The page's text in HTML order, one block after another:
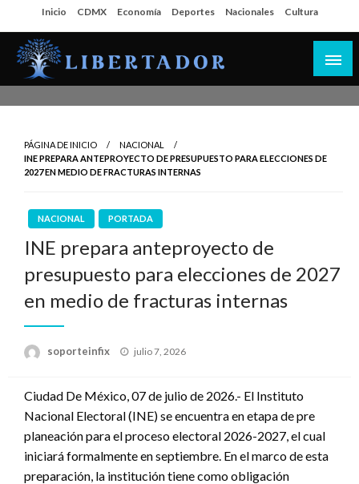
al
contenido
Inicio CDMX Economía Deportes Nacionales Cultura
PÁGINA DE INICIO
NACIONAL
INE PREPARA ANTEPROYECTO DE PRESUPUESTO PARA ELECCIONES DE
2027 EN MEDIO DE FRACTURAS INTERNAS
NACIONAL PORTADA
INE prepara anteproyecto de
presupuesto para elecciones de 2027
en medio de fracturas internas
soporteinfix
Publicado
julio 7, 2026
Ciudad De México, 07 de julio de 2026.- El Instituto
Nacional Electoral (INE) se encuentra en etapa de pre
planeación para el proceso electoral 2026-2027, el cual
iniciará formalmente en septiembre. En el marco de esta
preparación, la institución tiene como obligación